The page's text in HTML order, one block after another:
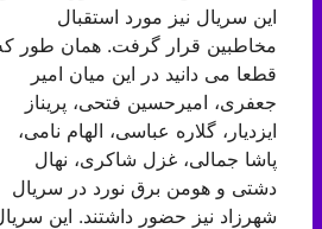
این سریال نیز مورد استقبال
مخاطبین قرار گرفت. همان طور که
قطعا می دانید در این میان امیر
جعفری، امیرحسین فتحی، پریناز
ایزدیار، گلاره عباسی، الهام نامی،
پاشا جمالی، غزل شاکری، نهال
دشتی و هومن برق نورد در سریال
شهرزاد نیز حضور داشتند. این سریال